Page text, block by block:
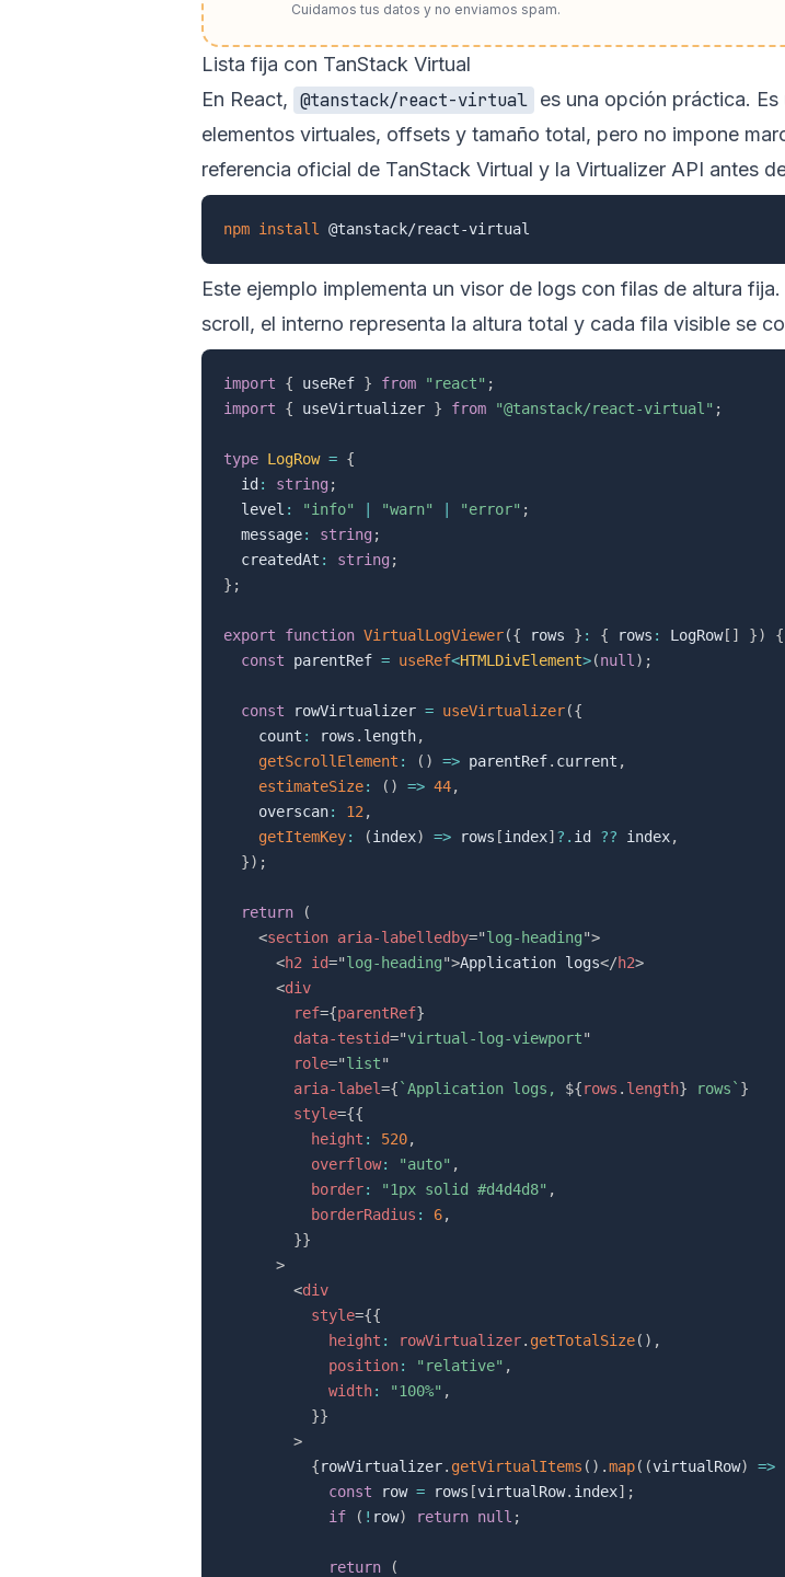
Cuidamos tus datos y no enviamos spam.
Lista fija con TanStack Virtual
En React, @tanstack/react-virtual
es una opción práctica.
elementos virtuales, offsets y tamaño total, pero no impone
referencia oficial de TanStack Virtual y la Virtualizer API antes
npm install
Este ejemplo implementa un visor de logs con filas de altura
scroll, el interno representa la altura total y cada fila visible se
import { useRef } from "react" ;
import
{ useVirtualizer } from "@tanstack/react-virtual" ;
type LogRow = {
  id
: string ;
  level
: "info" "warn" "error" ;
  message
: string ;
  createdAt
: string ;
} ;
export function VirtualLogViewer({ rows } : { rows : LogRow[ ] })
{
const parentRef = useRef<HTMLDivElement>(null ) ;
const rowVirtualizer = useVirtualizer({
    count
: rows . length,
getScrollElement : ( ) => parentRef. current ,
estimateSize: ( ) => 44,
    overscan
: 12 ,
getItemKey: (index) => rows [index] ?. id ?? index,
}) ;
return
(
<section aria-labelledby="log-heading">
<h2 id="log-heading">Application logs</h2>
<div
ref={parentRef}
data-testid="virtual-log-viewport"
role="list"
aria-label={ `Application logs, ${rows . length} rows ` }
style={{
          height
: 520,
          overflow
: "auto" ,
          border
: "1px solid #d4d4d8" ,
          borderRadius
: 6,
}}
>
<div
style={{
            height
: rowVirtualizer. getTotalSize( ) ,
            position
: "relative" ,
            width
: "100%" ,
}}
>
{rowVirtualizer. getVirtualItems ( ) .map( (virtualRow) =>
const row = rows [virtualRow. index] ;
if
( ! row) return null ;
return (